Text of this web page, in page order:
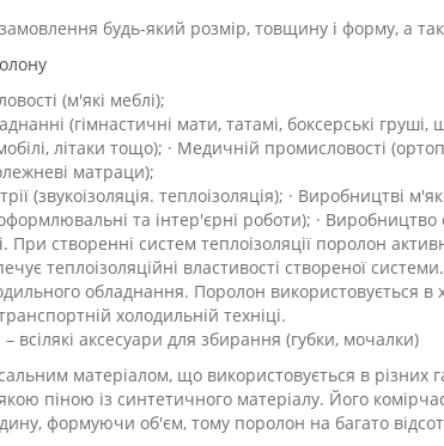
будь-який розмір, товщину і форму, а
(м'які меблі);
(гімнастичні мати, татамі, боксерські груші,
літаки тощо); · Медичній промисловості
матраци);
(звукоізоляція. теплоізоляція); · Виробництві
та інтер'єрні роботи); · Виробництво
При створенні систем теплоізоляції поролон
теплоізоляційні властивості створеної системи.
обладнання. Поролон використовується в
холодильній техніці.
всілякі аксесуари для збирання (губки, мочалки)
матеріалом, що використовується в різних
піною із синтетичного матеріалу. Його
формуючи об'єм, тому поролон на багато